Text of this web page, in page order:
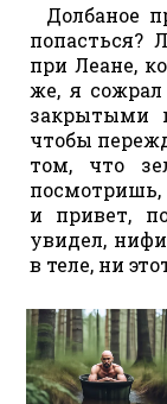
Долбаное
попасться?
при Леане,
же, я
закрытыми
чтобы
том, что
и привет,
увидел,
в теле, ни